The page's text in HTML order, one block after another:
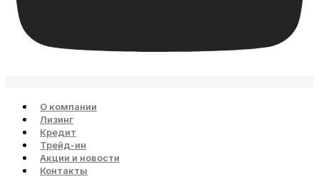
О компании
Лизинг
Кредит
Трейд-ин
Акции и новости
Контакты